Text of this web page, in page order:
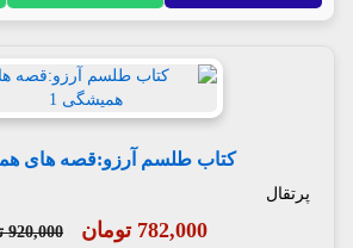
کتاب طلسم آرزو:قصه های
پرتقال
782,000 تومان 920,000 تومان